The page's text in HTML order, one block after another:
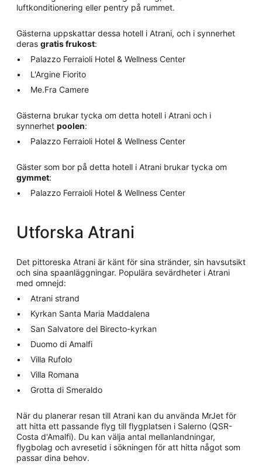
luftkonditionering eller pentry på rummet.
Gästerna uppskattar dessa hotell i Atrani, och i synnerhet
deras gratis frukost:
Palazzo Ferraioli Hotel & Wellness Center
L'Argine Fiorito
Me.Fra Camere
Gästerna brukar tycka om detta hotell i Atrani och i
synnerhet poolen:
Palazzo Ferraioli Hotel & Wellness Center
Gäster som bor på detta hotell i Atrani brukar tycka om
gymmet:
Palazzo Ferraioli Hotel & Wellness Center
Utforska Atrani
Det pittoreska Atrani är känt för sina stränder, sin havsutsikt
och sina spaanläggningar. Populära sevärdheter i Atrani
med omnejd:
Atrani strand
Kyrkan Santa Maria Maddalena
San Salvatore del Birecto-kyrkan
Duomo di Amalfi
Villa Rufolo
Villa Romana
Grotta di Smeraldo
När du planerar resan till Atrani kan du använda MrJet för
att hitta ett passande flyg till flygplatsen i Salerno (QSR-
Costa d'Amalfi). Du kan välja antal mellanlandningar,
flygbolag och avresetid i sökningen för att hitta något som
passar dina behov.